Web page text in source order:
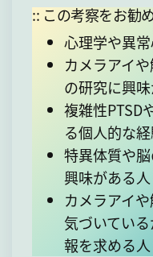
:: この考察をお勧
心理学や異
カメラアイ
の研究に興
複雑性PTSD
る個人的な
特異体質や
興味がある人
カメラアイ
気づいてい
報を求める人